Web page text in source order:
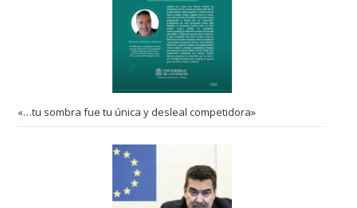
«…tu sombra fue tu única y desleal competidora»